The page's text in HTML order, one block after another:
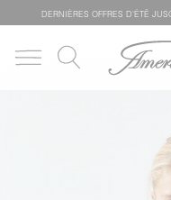
DERNIÈRES OFFRES D'ÉTÊ